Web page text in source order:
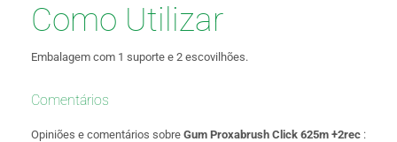
Como Utilizar
Embalagem com 1 suporte e 2 escovilhões.
Comentários
Opiniões e comentários sobre Gum Proxabrush Click 625m +2rec :